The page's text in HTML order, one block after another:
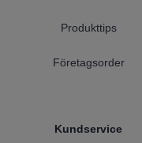
Produkttips
Företagsorder
Kundservice